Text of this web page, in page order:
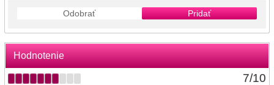
Odobrať Pridať
Hodnotenie
7/10